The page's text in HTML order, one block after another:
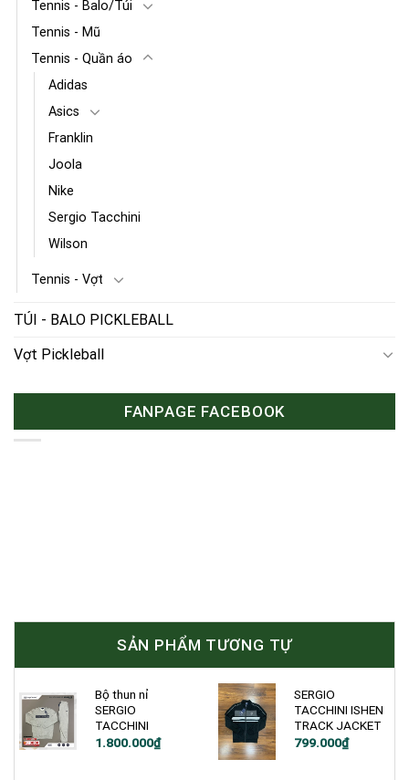
Tennis - Balo/Túi
Tennis - Mũ
Tennis - Quần áo
Adidas
Asics
Franklin
Joola
Nike
Sergio Tacchini
Wilson
Tennis - Vợt
TÚI - BALO PICKLEBALL
Vợt Pickleball
FANPAGE FACEBOOK
SẢN PHẨM TƯƠNG TỰ
Bộ thun nỉ
SERGIO
TACCHINI
Giá
1.800.000₫
Giá
SERGIO
TACCHINI ISHEN
TRACK JACKET
Giá
799.000₫
Giá